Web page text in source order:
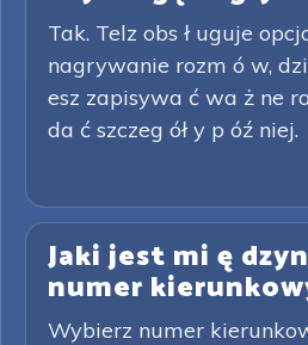
Tak. Telz obs ł uguje
nagrywanie rozm ó w,
esz zapisywa ć wa ż ne
da ć szczeg ół y p óź niej.
Jaki jest mi ę
numer
Wybierz numer